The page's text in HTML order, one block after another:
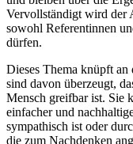
Vervollständigt wird der
sowohl Referentinnen
dürfen.
Dieses Thema knüpft
sind davon überzeugt,
Mensch greifbar ist. Sie
einfacher und
sympathisch ist oder
die zum Nachdenken